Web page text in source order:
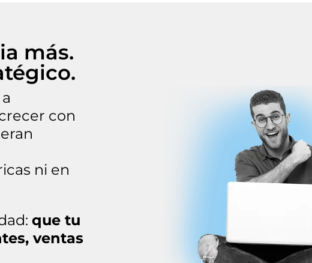
más.
con
ni en
que tu
ventas